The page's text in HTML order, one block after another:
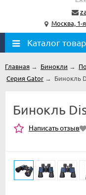
Москва, 1-
Каталог
Главная → Бинокли →
Серия Gator → Бинокль
Бинокль
Написать отзыв